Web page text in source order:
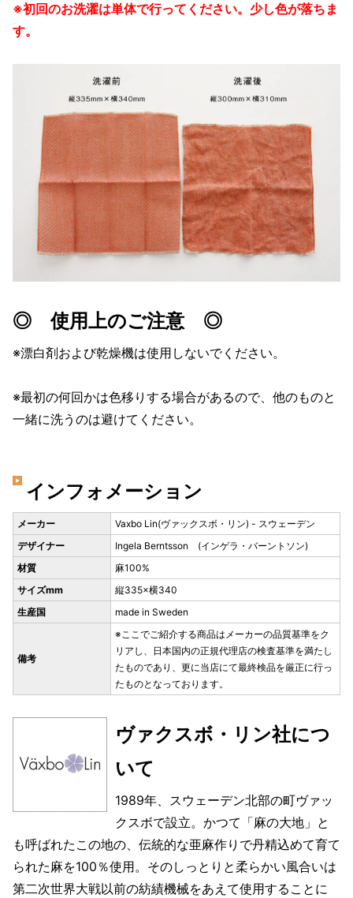
※初回のお洗濯は単体で行ってください。少し色が落ちま
す。
◎ 使用上のご注意 ◎
※漂白剤および乾燥機は使用しないでください。
※最初の何回かは色移りする場合があるので、他のものと
一緒に洗うのは避けてください。
インフォメーション
メーカー
Vaxbo Lin(ヴァックスボ・リン) - スウェーデン
デザイナー
Ingela Berntsson (インゲラ・バーントソン)
材質
麻100%
サイズmm
縦335×横340
生産国
made in Sweden
備考
※ここでご紹介する商品はメーカーの品質基準をク
リアし、日本国内の正規代理店の検査基準を満たし
たものであり、更に当店にて最終検品を厳正に行っ
たものとなっております。
ヴァクスボ・リン社につ
いて
1989年、スウェーデン北部の町ヴァッ
クスボで設立。かつて「麻の大地」と
も呼ばれたこの地の、伝統的な亜麻作りで丹精込めて育て
られた麻を100％使用。そのしっとりと柔らかい風合いは
第二次世界大戦以前の紡績機械をあえて使用することに